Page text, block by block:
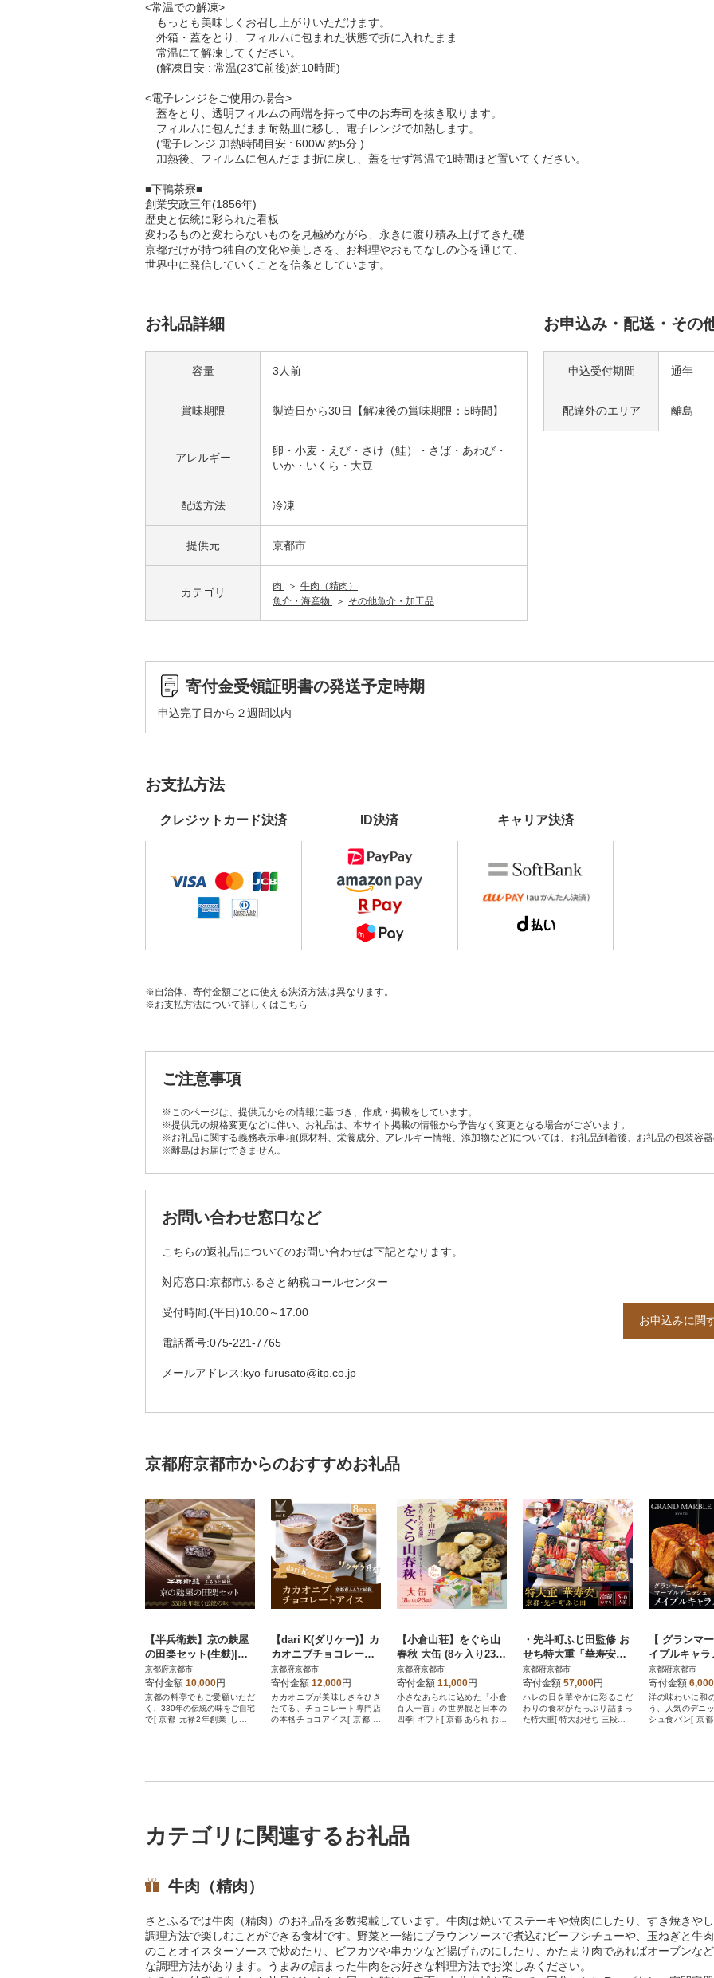
<常温での解凍>
もっとも美味しくお召し上がりいただけます。
外箱・蓋をとり、フィルムに包まれた状態で折に入れたまま
常温にて解凍してください。
(解凍目安 : 常温(23℃前後)約10時間)
<電子レンジをご使用の場合>
蓋をとり、透明フィルムの両端を持って中のお寿司を抜き取ります。
フィルムに包んだまま耐熱皿に移し、電子レンジで加熱します。
(電子レンジ 加熱時間目安 : 600W 約5分 )
加熱後、フィルムに包んだまま折に戻し、蓋をせず常温で1時間ほど置いてください。
■下鴨茶寮■
創業安政三年(1856年)
歴史と伝統に彩られた看板
変わるものと変わらないものを見極めながら、永きに渡り積み上げてきた礎
京都だけが持つ独自の文化や美しさを、お料理やおもてなしの心を通じて、
世界中に発信していくことを信条としています。
お礼品詳細
容量 3人前
賞味期限 製造日から30日【解凍後の賞味期限：5時間】
アレルギー
卵・小麦・えび・さけ（鮭）・さば・あわび・
いか・いくら・大豆
配送方法 冷凍
提供元 京都市
カテゴリ 肉
牛肉（精肉）
魚介・海産物
その他魚介・加工品
お申込み・配送・その
申込受付期間 通年
配達外のエリア 離島
寄付金受領証明書の発送予定時期
申込完了日から２週間以内
お支払方法
クレジットカード決済 ID決済 キャリア決済
※自治体、寄付金額ごとに使える決済方法は異なります。
※お支払方法について詳しくはこちら
ご注意事項
※このページは、提供元からの情報に基づき、作成・掲載をしています。
※提供元の規格変更などに伴い、お礼品は、本サイト掲載の情報から予告なく変更となる場合がございます。
※お礼品に関する義務表示事項(原材料、栄養成分、アレルギー情報、添加物など)については、お礼品到着後、お礼品の包装容
※離島はお届けできません。
お問い合わせ窓口など
こちらの返礼品についてのお問い合わせは下記となります。
対応窓口:京都市ふるさと納税コールセンター
受付時間:(平日)10:00～17:00
電話番号:075-221-7765
メールアドレス:kyo-furusato@itp.co.jp
お申込みに関
京都府京都市からのおすすめお礼品
【半兵衛麸】京の麸屋
の田楽セット(生麩)|京
都 惣菜 老舗 有名店 人
気
京都府京都市
寄付金額 10,000円
京都の料亭でもご愛顧いただ
く、330年の伝統の味をご自宅
で[ 京都 元禄2年創業 しにせ
【dari K(ダリケー)】カ
カオニブチョコレート
アイス(8個)| 京都 スイ
ーツ アイス 人気
京都府京都市
寄付金額 12,000円
カカオニブが美味しさをひき
たてる、チョコレート専門店
の本格チョコアイス[ 京都 チ
【小倉山荘】をぐら山
春秋 大缶 (8ヶ入り23
袋)|京都 老舗 おかき あ
られ 人気セット お菓子
京都府京都市
寄付金額 11,000円
小さなあられに込めた「小倉
百人一首」の世界観と日本の
四季| ギフト[ 京都 あられ おか
・先斗町ふじ田監修 お
せち特大重「華寿安」5
～6人前|京都 本格料亭
おせち 豪華 華やか 人
気
京都府京都市
寄付金額 57,000円
ハレの日を華やかに彩るこだ
わりの食材がたっぷり詰まっ
た特大重[ 特大おせち 三段重 6
【 グランマ
イプルキャ
ブルデニッ
級食パン 人
京都府京都市
寄付金額 6,000
洋の味わいに和
う、人気のデニ
シュ食パン[ 京
カテゴリに関連するお礼品
牛肉（精肉）
さとふるでは牛肉（精肉）のお礼品を多数掲載しています。牛肉は焼いてステーキや焼肉にしたり、すき焼きや
調理方法で楽しむことができる食材です。野菜と一緒にブラウンソースで煮込むビーフシチューや、玉ねぎと牛
のことオイスターソースで炒めたり、ビフカツや串カツなど揚げものにしたり、かたまり肉であればオーブンな
な調理方法があります。うまみの詰まった牛肉をお好きな料理方法でお楽しみください。